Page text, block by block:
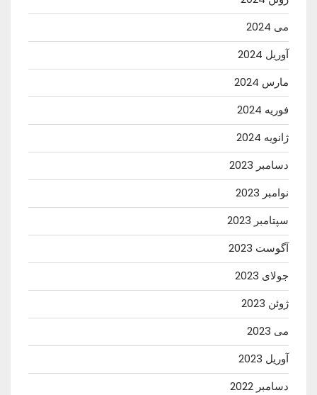
می 2024
آوریل 2024
مارس 2024
فوریه 2024
ژانویه 2024
دسامبر 2023
نوامبر 2023
سپتامبر 2023
آگوست 2023
جولای 2023
ژوئن 2023
می 2023
آوریل 2023
دسامبر 2022